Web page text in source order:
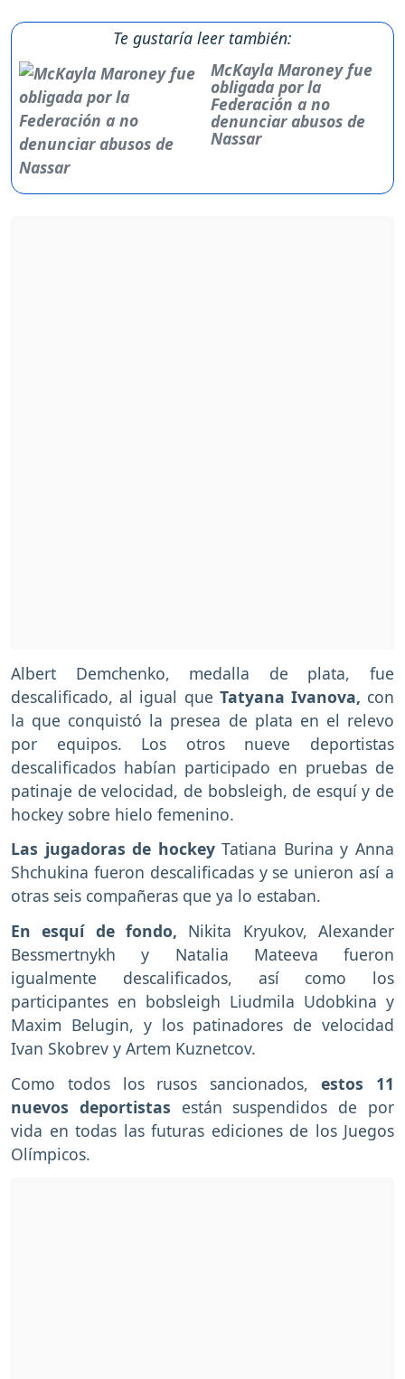
Te gustaría leer también:
McKayla Maroney fue
obligada por la
Federación a no
denunciar abusos de
Nassar
Albert Demchenko, medalla de plata, fue
descalificado, al igual que Tatyana Ivanova, con
la que conquistó la presea de plata en el relevo
por equipos. Los otros nueve deportistas
descalificados habían participado en pruebas de
patinaje de velocidad, de bobsleigh, de esquí y de
hockey sobre hielo femenino.
Las jugadoras de hockeyTatiana Burina y Anna
Shchukina fueron descalificadas y se unieron así a
otras seis compañeras que ya lo estaban.
En esquí de fondo, Nikita Kryukov, Alexander
Bessmertnykh y Natalia Mateeva fueron
igualmente descalificados, así como los
participantes en bobsleigh Liudmila Udobkina y
Maxim Belugin, y los patinadores de velocidad
Ivan Skobrev y Artem Kuznetcov.
Como todos los rusos sancionados,estos 11
nuevos deportistas están suspendidos de por
vida en todas las futuras ediciones de los Juegos
Olímpicos.